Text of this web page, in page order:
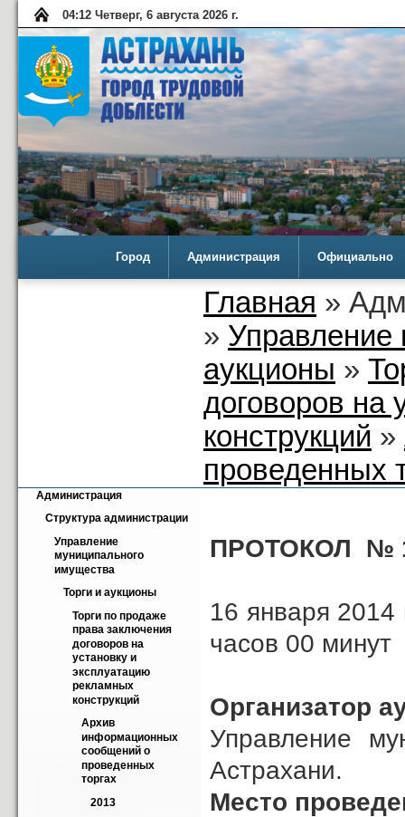
04:12 Четверг, 6 августа 2026 г.
Город Администрация Официально
Главная »
» Управление
аукционы »
договоров на
конструкций »
проведенных
Администрация
Структура администрации
Управление
муниципального
имущества
Торги и аукционы
Торги по продаже
права заключения
договоров на
установку и
эксплуатацию
рекламных
конструкций
Архив
информационных
сообщений о
проведенных
торгах
2013
ПРОТОКОЛ №
16
часов 00 минут
Организатор
Управление
Астрахани.
Место